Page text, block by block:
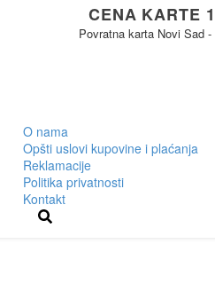
CENA KARTE
Povratna karta Novi Sad
O nama
Opšti uslovi kupovine i plaćanja
Reklamacije
Politika privatnosti
Kontakt